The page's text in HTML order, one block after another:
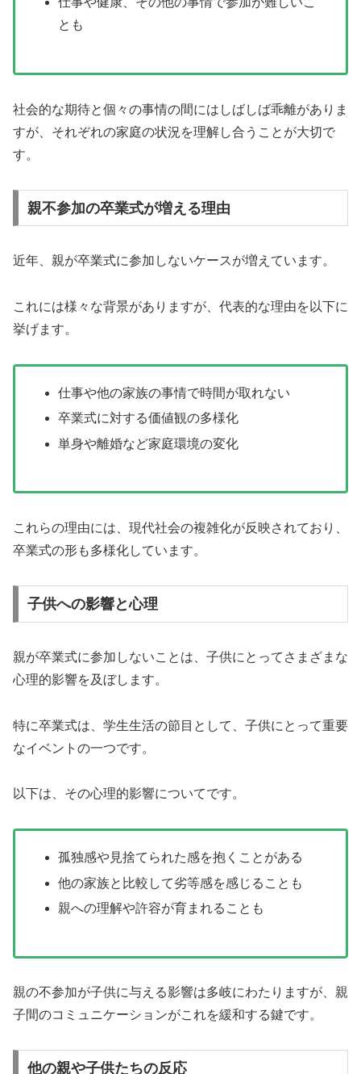
とも
社会的な期待と個々の事情の間にはしばしば乖離がありま
すが、それぞれの家庭の状況を理解し合うことが大切で
す。
親不参加の卒業式が増える理由
近年、親が卒業式に参加しないケースが増えています。
これには様々な背景がありますが、代表的な理由を以下に
挙げます。
仕事や他の家族の事情で時間が取れない
卒業式に対する価値観の多様化
単身や離婚など家庭環境の変化
これらの理由には、現代社会の複雑化が反映されており、
卒業式の形も多様化しています。
子供への影響と心理
親が卒業式に参加しないことは、子供にとってさまざまな
心理的影響を及ぼします。
特に卒業式は、学生生活の節目として、子供にとって重要
なイベントの一つです。
以下は、その心理的影響についてです。
孤独感や見捨てられた感を抱くことがある
他の家族と比較して劣等感を感じることも
親への理解や許容が育まれることも
親の不参加が子供に与える影響は多岐にわたりますが、親
子間のコミュニケーションがこれを緩和する鍵です。
他の親や子供たちの反応